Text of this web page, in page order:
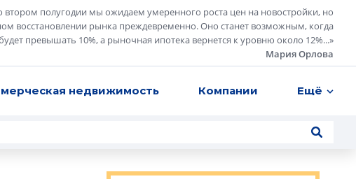
втором полугодии мы ожидаем умеренного роста цен на новостройки, но
восстановлении рынка преждевременно. Оно станет возможным, когда
превышать 10%, а рыночная ипотека вернется к уровню около 12%...»
Мария Орлова
недвижимость Компании Ещё